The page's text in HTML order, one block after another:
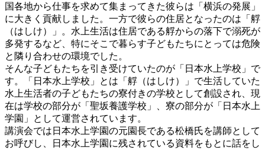
国各地から仕事を求めて集まってきた彼らは「横浜の発展」
に大きく貢献しました。一方で彼らの住居となったのは「艀
（はしけ）」。水上生活は住居である艀からの落下で溺死が
多発するなど、特にそこで暮らす子どもたちにとっては危険
と隣り合わせの環境でした。
そんな子どもたちを引き受けていたのが「日本水上学校」で
す。「日本水上学校」とは「艀（はしけ）」で生活していた
水上生活者の子どもたちの寮付きの学校として創設され、現
在は学校の部分が「聖坂養護学校」、寮の部分が「日本水上
学園」として運営されています。
講演会では日本水上学園の元園長である松橋氏を講師として
お呼びし、日本水上学園に残されている資料をもとに話をし